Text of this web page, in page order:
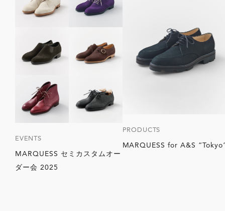
EVENTS
MARQUESS セミカスタムオー
ダー会 2025
PRODUCTS
MARQUESS for A&S